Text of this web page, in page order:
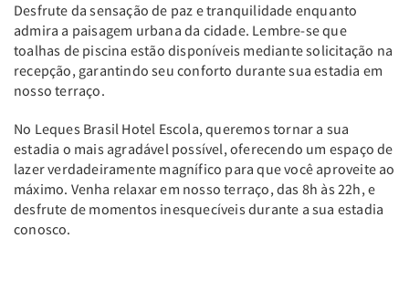
Desfrute da sensação de paz e tranquilidade enquanto
admira a paisagem urbana da cidade. Lembre-se que
toalhas de piscina estão disponíveis mediante solicitação na
recepção, garantindo seu conforto durante sua estadia em
nosso terraço.
No Leques Brasil Hotel Escola, queremos tornar a sua
estadia o mais agradável possível, oferecendo um espaço de
lazer verdadeiramente magnífico para que você aproveite ao
máximo. Venha relaxar em nosso terraço, das 8h às 22h, e
desfrute de momentos inesquecíveis durante a sua estadia
conosco.